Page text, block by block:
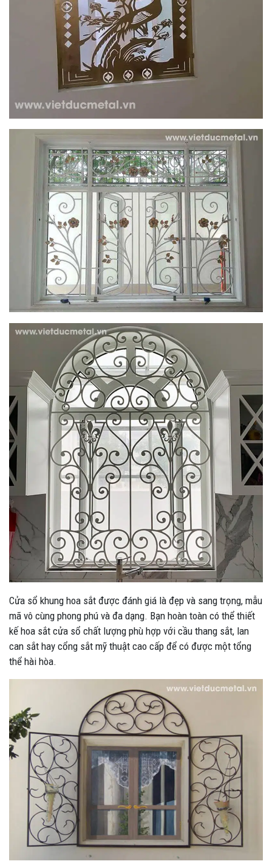
Cửa sổ khung hoa sắt được đánh giá là đẹp và sang trọng, mẫu
mã vô cùng phong phú và đa dạng. Bạn hoàn toàn có thể thiết
kế hoa sắt cửa sổ chất lượng phù hợp với cầu thang sắt, lan
can sắt hay cổng sắt mỹ thuật cao cấp để có được một tổng
thể hài hòa.